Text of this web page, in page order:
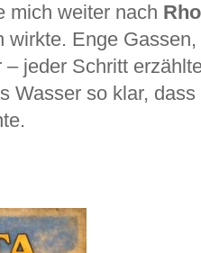
mich weiter nach
wirkte. Enge
– jeder Schritt
Wasser so klar,